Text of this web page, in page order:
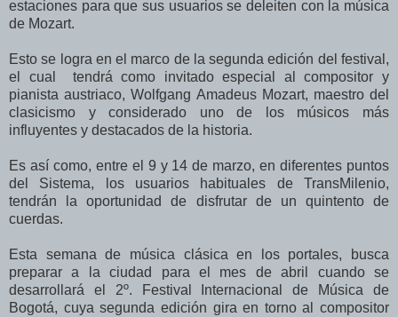
estaciones para que sus usuarios se deleiten con la música
de Mozart.
Esto se logra en el marco de la segunda edición del festival,
el cual tendrá como invitado especial al compositor y
pianista austriaco, Wolfgang Amadeus Mozart, maestro del
clasicismo y considerado uno de los músicos más
influyentes y destacados de la historia.
Es así como, entre el 9 y 14 de marzo, en diferentes puntos
del Sistema, los usuarios habituales de TransMilenio,
tendrán la oportunidad de disfrutar de un quintento de
cuerdas.
Esta semana de música clásica en los portales, busca
preparar a la ciudad para el mes de abril cuando se
desarrollará el 2º. Festival Internacional de Música de
Bogotá, cuya segunda edición gira en torno al compositor